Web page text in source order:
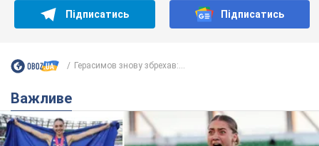
Підписатись Підписатись
Герасимов знову збрехав:...
Важливе